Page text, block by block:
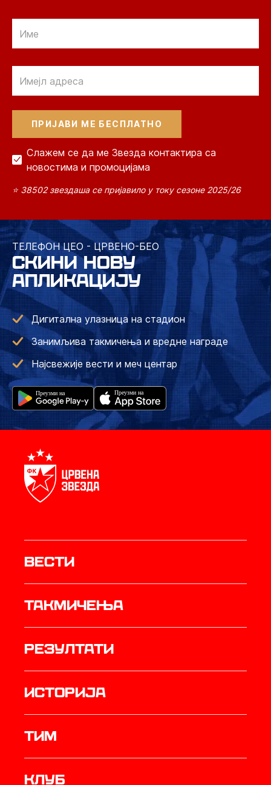
Слажем се да ме Звезда контактира са
новостима и промоцијама
⭐ 38502 звездаша се пријавило у току сезоне 2025/26
ТЕЛЕФОН ЦЕО - ЦРВЕНО-БЕО
СКИНИ НОВУ
АПЛИКАЦИЈУ
Дигитална улазница на стадион
Занимљива такмичења и вредне награде
Најсвежије вести и меч центар
Вести
Такмичења
резултати
историја
ТИМ
Клуб